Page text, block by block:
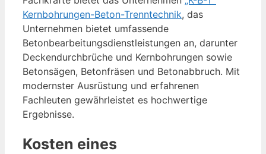
Kernbohrungen-Beton-Trenntechnik, das
Unternehmen bietet umfassende
Betonbearbeitungsdienstleistungen an, darunter
Deckendurchbrüche und Kernbohrungen sowie
Betonsägen, Betonfräsen und Betonabbruch. Mit
modernster Ausrüstung und erfahrenen
Fachleuten gewährleistet es hochwertige
Ergebnisse.
Kosten eines